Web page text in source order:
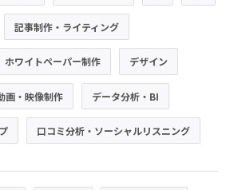
記事制作・ライティング
ホワイトペーパー制作 デザイン
画・映像制作 データ分析・BI
口コミ分析・ソーシャルリスニング